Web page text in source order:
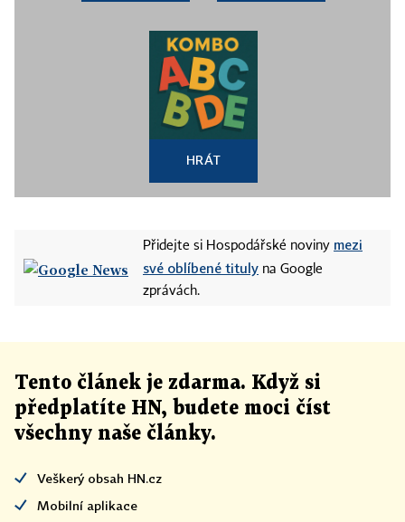
HRÁT
Přidejte si Hospodářské noviny mezi
své oblíbené tituly na Google
zprávách.
Tento článek je zdarma. Když si
předplatíte HN, budete moci číst
všechny naše články.
Veškerý obsah HN.cz
Mobilní aplikace